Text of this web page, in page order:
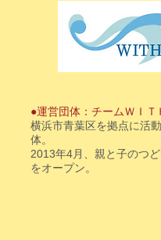
●運営団体：チームＷＩＴ
横浜市青葉区を拠点に活
体。
2013年4月、親と子のつ
をオープン。